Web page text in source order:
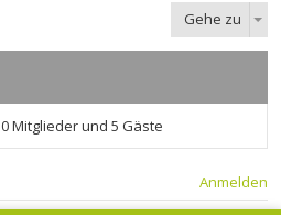
Gehe zu
Mitglieder und 5 Gäste
Anmelden